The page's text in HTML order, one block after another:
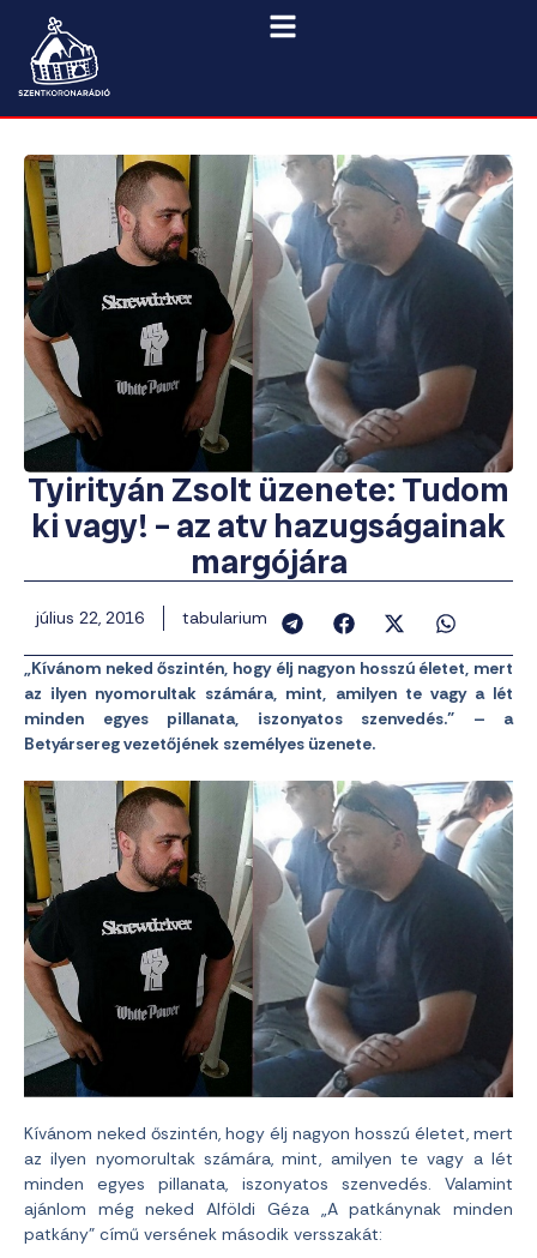
Tyirityán Zsolt üzenete: Tudom
ki vagy! – az atv hazugságainak
margójára
július 22, 2016 tabularium
„Kívánom neked őszintén, hogy élj nagyon hosszú életet, mert
az ilyen nyomorultak számára, mint, amilyen te vagy a lét
minden egyes pillanata, iszonyatos szenvedés.” – a
Betyársereg vezetőjének személyes üzenete.
Kívánom neked őszintén, hogy élj nagyon hosszú életet, mert
az ilyen nyomorultak számára, mint, amilyen te vagy a lét
minden egyes pillanata, iszonyatos szenvedés. Valamint
ajánlom még neked Alföldi Géza „A patkánynak minden
patkány” című versének második versszakát: